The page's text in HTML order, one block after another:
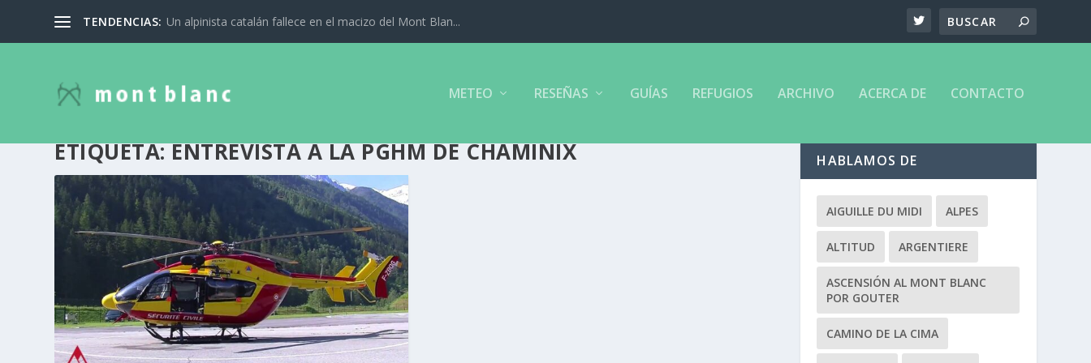
TENDENCIAS: Un alpinista catalán fallece en el macizo del Mont Blan...
METEO RESEÑAS GUÍAS REFUGIOS ARCHIVO ACERCA DE CONTACTO
ETIQUETA:ENTREVISTA A LA PGHM DE CHAMINIX HABLAMOS DE
AIGUILLE DU MIDI ALPES
ALTITUD ARGENTIERE
ASCENSIÓN AL MONT BLANC
POR GOUTER
CAMINO DE LA CIMA